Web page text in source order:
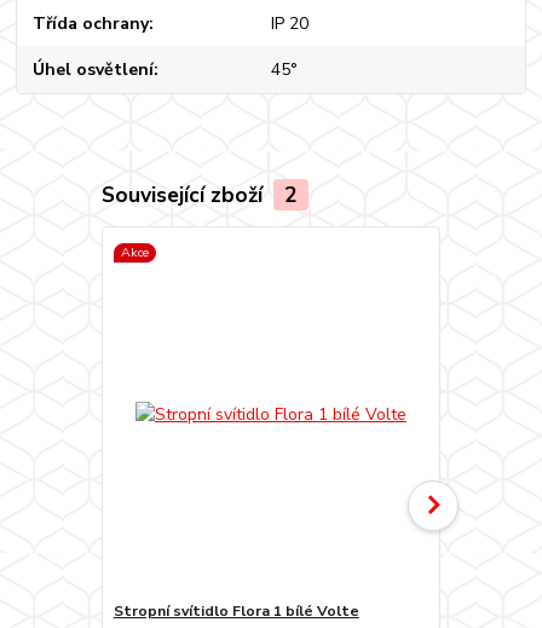
Třída ochrany IP 20
Úhel osvětlení 45°
Související zboží 2
Akce
Stropní svítidlo Flora 1 bílé Volte